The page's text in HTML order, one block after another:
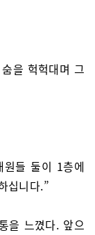
을 헉헉대며 그
원들 둘이 1층에
십니다.”
을 느꼈다. 앞으